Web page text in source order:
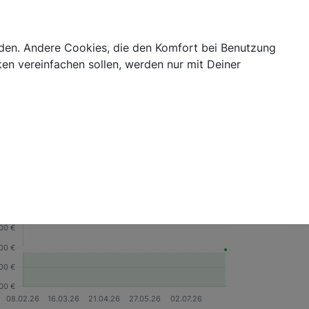
Andere Cookies, die den Komfort bei Benutzung
vereinfachen sollen, werden nur mit Deiner